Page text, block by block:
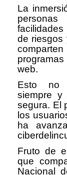
La
de riesgos
web.
Esto no
siempre y
segura. El
los
ha
Fruto de
que
Nacional